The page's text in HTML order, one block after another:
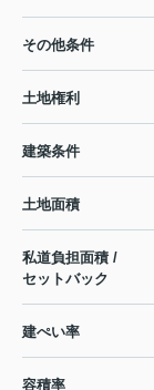
その他条件
土地権利
建築条件
土地面積
私道負担面積 /
セットバック
建ぺい率
容積率